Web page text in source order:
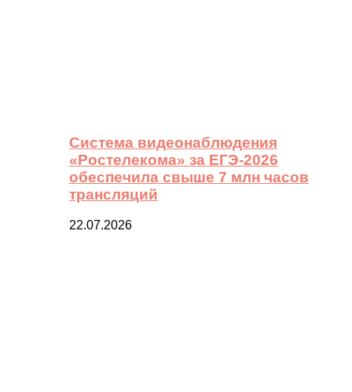
Система видеонаблюдения
«Ростелекома» за ЕГЭ-2026
обеспечила свыше 7 млн часов
трансляций
22.07.2026